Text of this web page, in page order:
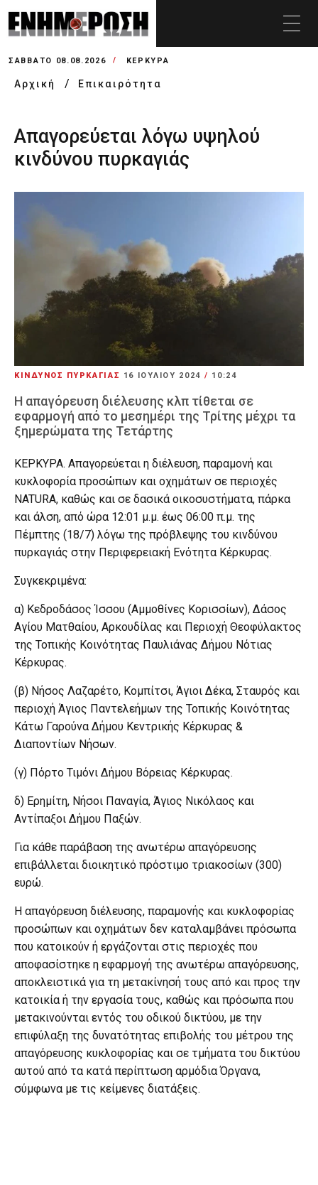
ΣΆΒΒΑΤΟ 08.08.2026 ΚΕΡΚΥΡΑ
Αρχική Επικαιρότητα
Απαγορεύεται λόγω υψηλού
κινδύνου πυρκαγιάς
ΚΙΝΔΥΝΟΣ ΠΥΡΚΑΓΙΑΣ 16 ΙΟΥΛΊΟΥ 2024 / 10:24
Η απαγόρευση διέλευσης κλπ τίθεται σε
εφαρμογή από το μεσημέρι της Τρίτης μέχρι τα
ξημερώματα της Τετάρτης
ΚΕΡΚΥΡΑ. Απαγορεύεται η διέλευση, παραμονή και
κυκλοφορία προσώπων και οχημάτων σε περιοχές
NATURA, καθώς και σε δασικά οικοσυστήματα, πάρκα
και άλση, από ώρα 12:01 μ.μ. έως 06:00 π.μ. της
Πέμπτης (18/7) λόγω της πρόβλεψης του κινδύνου
πυρκαγιάς στην Περιφερειακή Ενότητα Κέρκυρας.
Συγκεκριμένα:
α) Κεδροδάσος Ίσσου (Αμμοθίνες Κορισσίων), Δάσος
Αγίου Ματθαίου, Αρκουδίλας και Περιοχή Θεοφύλακτος
της Τοπικής Κοινότητας Παυλιάνας Δήμου Νότιας
Κέρκυρας.
(β) Νήσος Λαζαρέτο, Κομπίτσι, Άγιοι Δέκα, Σταυρός και
περιοχή Άγιος Παντελεήμων της Τοπικής Κοινότητας
Κάτω Γαρούνα Δήμου Κεντρικής Κέρκυρας &
Διαποντίων Νήσων.
(γ) Πόρτο Τιμόνι Δήμου Βόρειας Κέρκυρας.
δ) Ερημίτη, Νήσοι Παναγία, Άγιος Νικόλαος και
Αντίπαξοι Δήμου Παξών.
Για κάθε παράβαση της ανωτέρω απαγόρευσης
επιβάλλεται διοικητικό πρόστιμο τριακοσίων (300)
ευρώ.
Η απαγόρευση διέλευσης, παραμονής και κυκλοφορίας
προσώπων και οχημάτων δεν καταλαμβάνει πρόσωπα
που κατοικούν ή εργάζονται στις περιοχές που
αποφασίστηκε η εφαρμογή της ανωτέρω απαγόρευσης,
αποκλειστικά για τη μετακίνησή τους από και προς την
κατοικία ή την εργασία τους, καθώς και πρόσωπα που
μετακινούνται εντός του οδικού δικτύου, με την
επιφύλαξη της δυνατότητας επιβολής του μέτρου της
απαγόρευσης κυκλοφορίας και σε τμήματα του δικτύου
αυτού από τα κατά περίπτωση αρμόδια Όργανα,
σύμφωνα με τις κείμενες διατάξεις.